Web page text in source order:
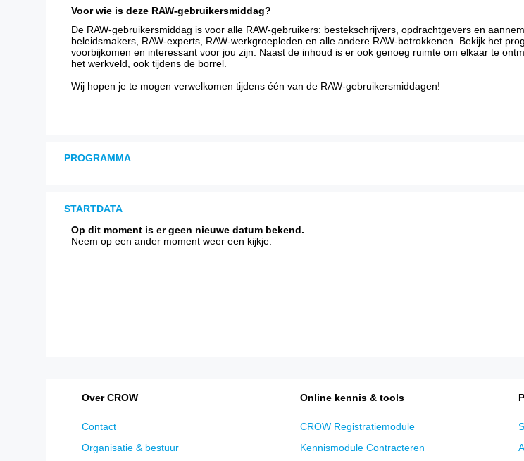
Voor wie is deze RAW-gebruikersmiddag?
De RAW-gebruikersmiddag is voor alle RAW-gebruikers: bestekschrijvers, opdrachtgevers en
beleidsmakers, RAW-experts, RAW-werkgroepleden en alle andere RAW-betrokkenen. Bekijk het
voorbijkomen en interessant voor jou zijn. Naast de inhoud is er ook genoeg ruimte om elkaar te
het werkveld, ook tijdens de borrel.
Wij hopen je te mogen verwelkomen tijdens één van de RAW-gebruikersmiddagen!
PROGRAMMA
In gesprek over verschillende RAW-thema’s.
Tijdelijke verkeersmaatregelen
STARTDATA
Op dit moment is er geen nieuwe datum bekend.
Neem op een ander moment weer een kijkje.
Over CROW
Contact
Organisatie & bestuur
Online kennis & tools
CROW Registratiemodule
Kennismodule Contracteren